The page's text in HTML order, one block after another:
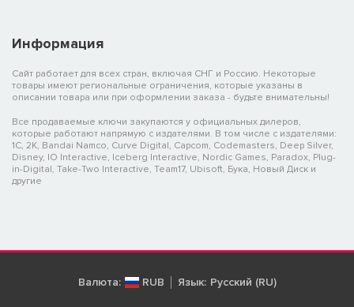
Информация
Сайт работает для всех стран, включая СНГ и Россию. Некоторые
товары имеют региональные ограничения, которые указаны в
описании товара или при оформлении заказа - будьте внимательны!
Все продаваемые ключи закупаются у официальных дилеров,
которые работают напрямую с издателями. В том числе с издателями:
1C, 2K, Bandai Namco, Curve Digital, Capcom, Codemasters, Deep Silver,
Disney, IO Interactive, Iceberg Interactive, Nordic Games, Paradox, Plug-
in-Digital, Take-Two Interactive, Team17, Ubisoft, Бука, Новый Диск и
другие
Валюта: RUB Язык: Русский (RU)